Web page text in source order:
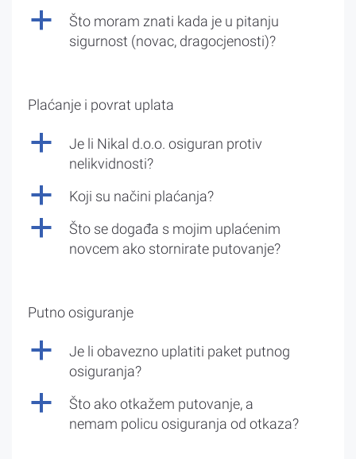
a
Što moram znati kada je u pitanju
sigurnost (novac, dragocjenosti)?
Plaćanje i povrat uplata
a
Je li Nikal d.o.o. osiguran protiv
nelikvidnosti?
a Koji su načini plaćanja?
a
Što se događa s mojim uplaćenim
novcem ako stornirate putovanje?
Putno osiguranje
a
Je li obavezno uplatiti paket putnog
osiguranja?
a
Što ako otkažem putovanje, a
nemam policu osiguranja od otkaza?